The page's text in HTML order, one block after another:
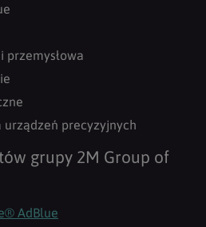
przemysłowa
urządzeń precyzyjnych
grupy 2M Group of
AdBlue